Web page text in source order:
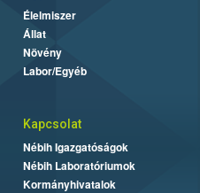
Élelmiszer
Állat
Növény
Labor/Egyéb
Kapcsolat
Nébih Igazgatóságok
Nébih Laboratóriumok
Kormányhivatalok